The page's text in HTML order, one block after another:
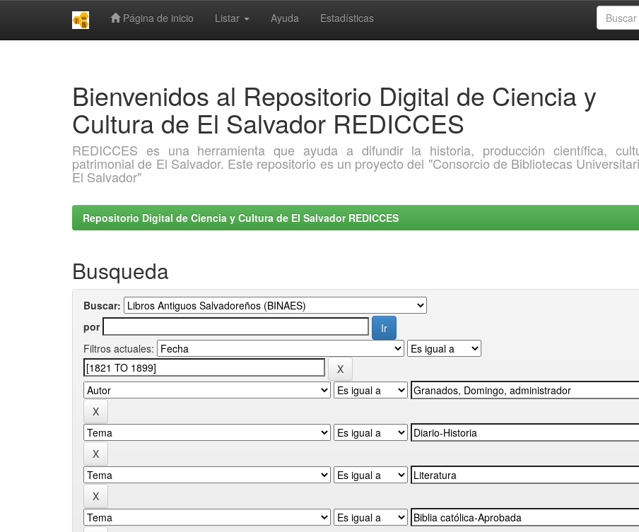
Página de inicio Listar Ayuda Estadísticas
Bienvenidos al Repositorio Digital de Ciencia y
Cultura de El Salvador REDICCES
REDICCES es una herramienta que ayuda a difundir la historia, producción científica,
patrimonial de El Salvador. Este repositorio es un proyecto del "Consorcio de Bibliotecas
El Salvador"
Repositorio Digital de Ciencia y Cultura de El Salvador REDICCES
Busqueda
Buscar:
por
Filtros actuales: